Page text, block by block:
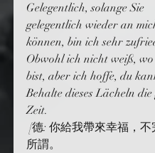
Gelegentlich, solange Sie
gelegentlich wieder an
können, bin ich sehr
Obwohl ich nicht weiß,
bist, aber ich hoffe, du
Behalte dieses Lächeln die
Zeit.
所謂。